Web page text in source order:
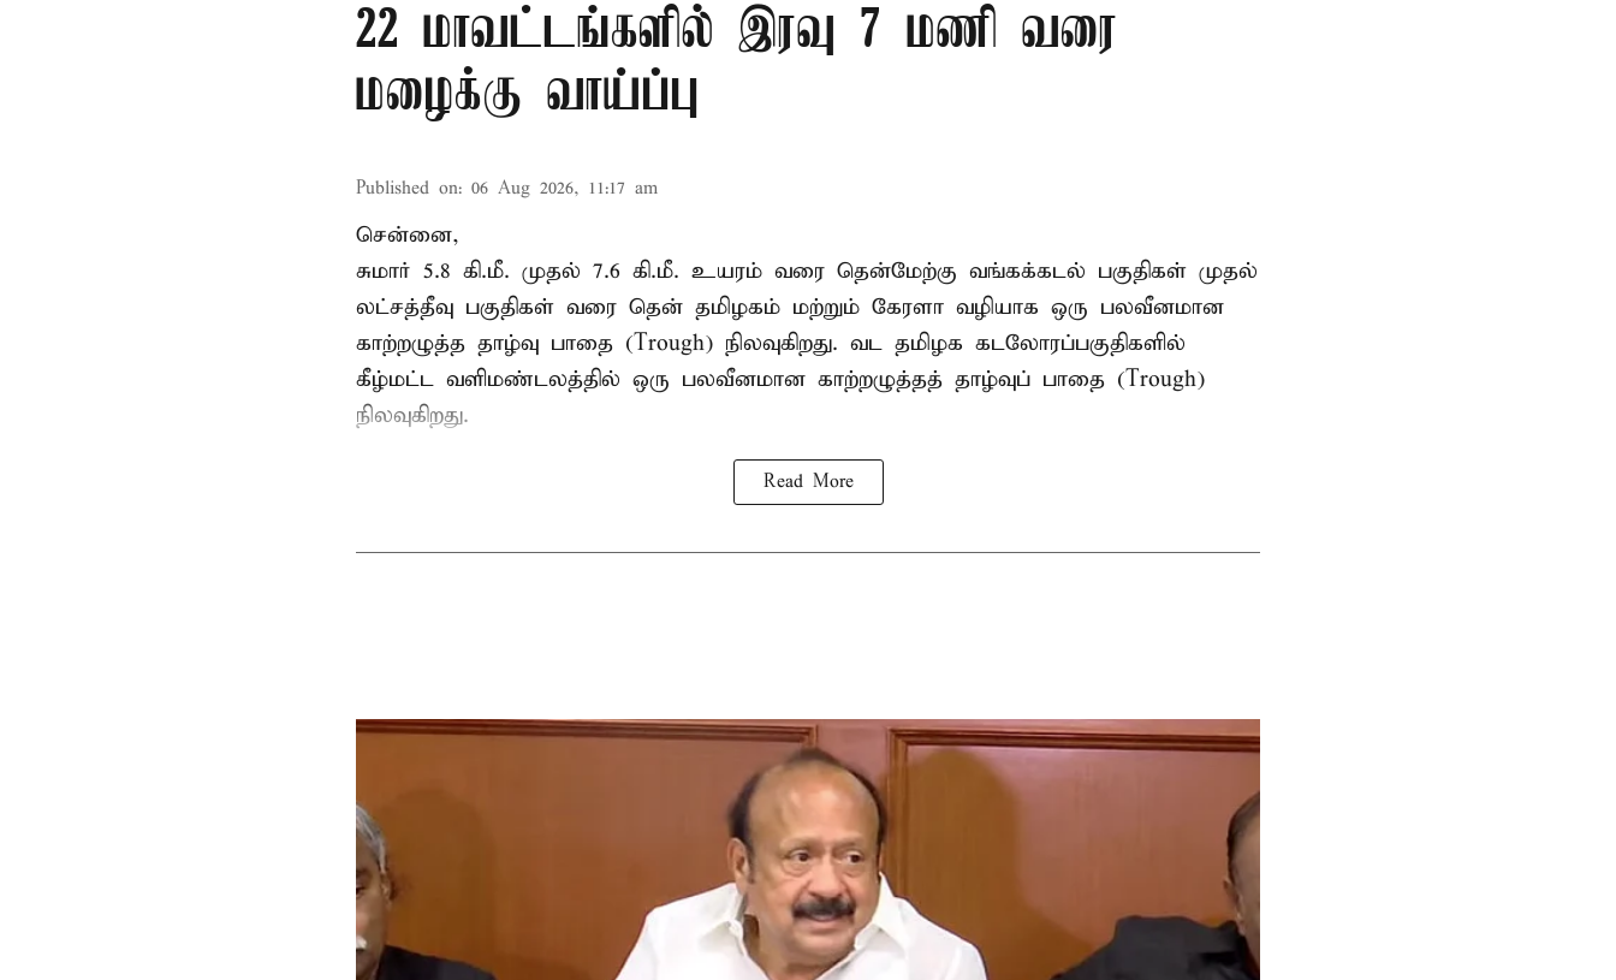
22 மாவட்டங்களில் இரவு 7 மணி வரை
மழைக்கு வாய்ப்பு
Published on: 06 Aug 2026, 11:17 am
சென்னை,
சுமார் 5.8 கி.மீ. முதல் 7.6 கி.மீ. உயரம் வரை தென்மேற்கு வங்கக்கடல் பகுதிகள் முதல்
லட்சத்தீவு பகுதிகள் வரை தென் தமிழகம் மற்றும் கேரளா வழியாக ஒரு பலவீனமான
காற்றழுத்த தாழ்வு பாதை (Trough) நிலவுகிறது. வட தமிழக கடலோரப்பகுதிகளில்
கீழ்மட்ட வளிமண்டலத்தில் ஒரு பலவீனமான காற்றழுத்தத் தாழ்வுப் பாதை (Trough)
நிலவுகிறது.
Read More